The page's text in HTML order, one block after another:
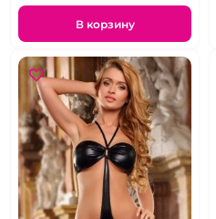
В корзину